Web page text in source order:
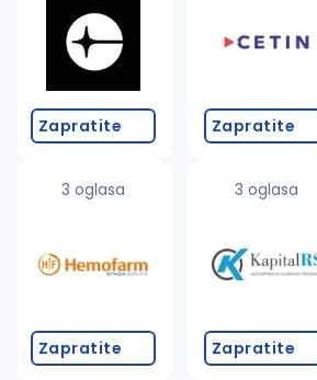
Zapratite
3 oglasa
Zapratite
Zapratite
3 oglasa
Zapratite